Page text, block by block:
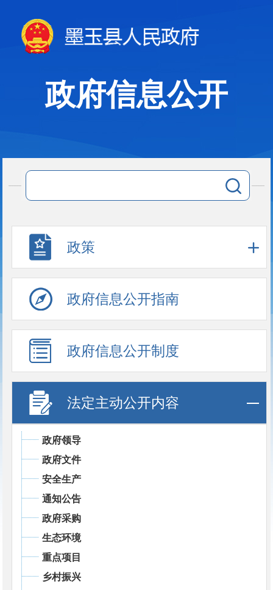
政府信息公开
政策
政府信息公开指南
政府信息公开制度
法定主动公开内容
政府领导
政府文件
安全生产
通知公告
政府采购
生态环境
重点项目
乡村振兴